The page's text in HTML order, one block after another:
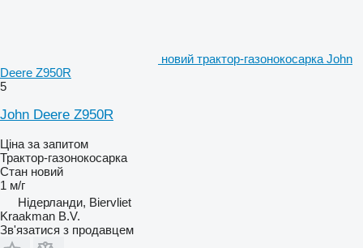
новий трактор-газонокосарка John
Deere Z950R
5
John Deere Z950R
Ціна за запитом
Трактор-газонокосарка
Стан новий
1 м/г
Нідерланди, Biervliet
Kraakman B.V.
Зв'язатися з продавцем